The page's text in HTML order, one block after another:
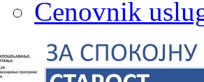
Cenovnik